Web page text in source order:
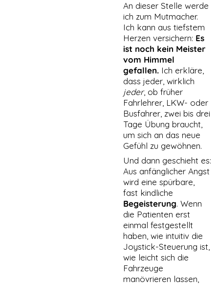
An dieser Stelle werde
ich zum Mutmacher.
Ich kann aus tiefstem
Herzen versichern: Es
ist noch kein Meister
vom Himmel
gefallen. Ich erkläre,
dass jeder, wirklich
jeder, ob früher
Fahrlehrer, LKW- oder
Busfahrer, zwei bis drei
Tage Übung braucht,
um sich an das neue
Gefühl zu gewöhnen.
Und dann geschieht es:
Aus anfänglicher Angst
wird eine spürbare,
fast kindliche
Begeisterung. Wenn
die Patienten erst
einmal festgestellt
haben, wie intuitiv die
Joystick-Steuerung ist,
wie leicht sich die
Fahrzeuge
manövrieren lassen,